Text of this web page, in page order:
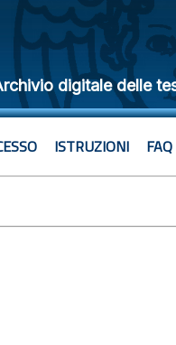
digitale delle
ISTRUZIONI FAQ